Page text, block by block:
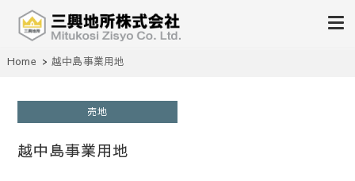
三興地所株式会社
Home 越中島事業用地
売地
越中島事業用地